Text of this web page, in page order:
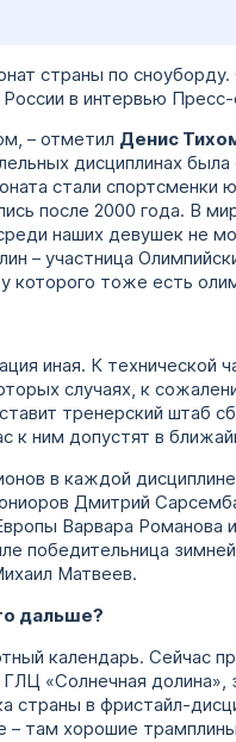
страны по
в интервью
– отметил Денис
дисциплинах
стали спортсменки
после 2000 года. В
наших девушек не
– участница
которого тоже есть
иная. К технической
случаях, к
тренерский штаб
к ним допустят в
в каждой
Дмитрий
Варвара
победительница
Матвеев.
дальше?
календарь. Сейчас
«Солнечная
страны в фристайл-
– там хорошие